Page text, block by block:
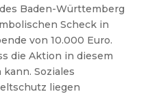
Baden-Württemberg
Scheck in
von 10.000 Euro.
die Aktion in diesem
Soziales
liegen